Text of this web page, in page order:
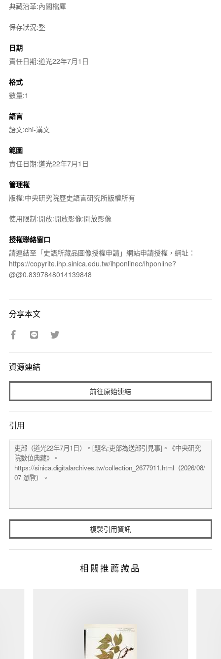
典藏沿革:內閣檔庫
保存狀況:整
日期
責任日期:道光22年7月1日
格式
數量:1
語言
語文:chi-漢文
範圍
責任日期:道光22年7月1日
管理權
版權:中央研究院歷史語言研究所版權所有
使用限制:開放:開放影像:開放影像
授權聯絡窗口
請連結至「史語所藏品圖像授權申請」網站申請授權，網址：
https://copyrite.ihp.sinica.edu.tw/ihponlinec/ihponline?
@@0.8397848014139848
分享本文
資源連結
前往原始連結
引用
複製引用資訊
相關推薦藏品